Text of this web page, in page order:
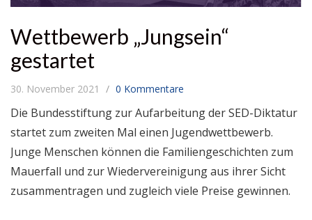
Wettbewerb „Jungsein“
gestartet
30. November 2021 0 Kommentare
Die Bundesstiftung zur Aufarbeitung der SED-Diktatur
startet zum zweiten Mal einen Jugendwettbewerb.
Junge Menschen können die Familiengeschichten zum
Mauerfall und zur Wiedervereinigung aus ihrer Sicht
zusammentragen und zugleich viele Preise gewinnen.